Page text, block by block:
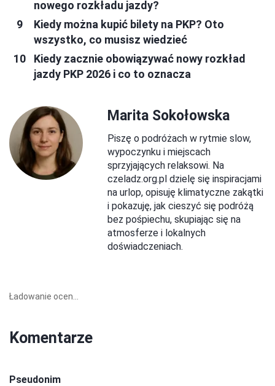
nowego rozkładu jazdy?
Kiedy można kupić bilety na PKP? Oto
wszystko, co musisz wiedzieć
Kiedy zacznie obowiązywać nowy rozkład
jazdy PKP 2026 i co to oznacza
Marita Sokołowska
Piszę o podróżach w rytmie slow,
wypoczynku i miejscach
sprzyjających relaksowi. Na
czeladz.org.pl dzielę się inspiracjami
na urlop, opisuję klimatyczne zakątki
i pokazuję, jak cieszyć się podróżą
bez pośpiechu, skupiając się na
atmosferze i lokalnych
doświadczeniach.
Ładowanie ocen...
Komentarze
Pseudonim